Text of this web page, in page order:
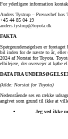
For yderligere information
Anders Tystrup – Pressechef hos
+45 44 85 04 19
anders.tystrup@toyota.dk
FAKTA
Spørgeundersøgelsen er
bil inden for de næste to år, eller
2024 af Norstat for Toyota.
elbilejere, der overvejer at købe
DATA FRA
(kilde: Norstat for Toyota)
Nedenstående ses en række
angivet som grund til ikke at
Jeg ved ikke